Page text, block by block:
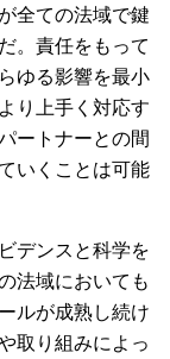
全ての法域で鍵
。責任をもって
ゆる影響を最小
り上手く対応す
ートナーとの間
いくことは可能
デンスと科学を
法域においても
ルが成熟し続け
取り組みによっ